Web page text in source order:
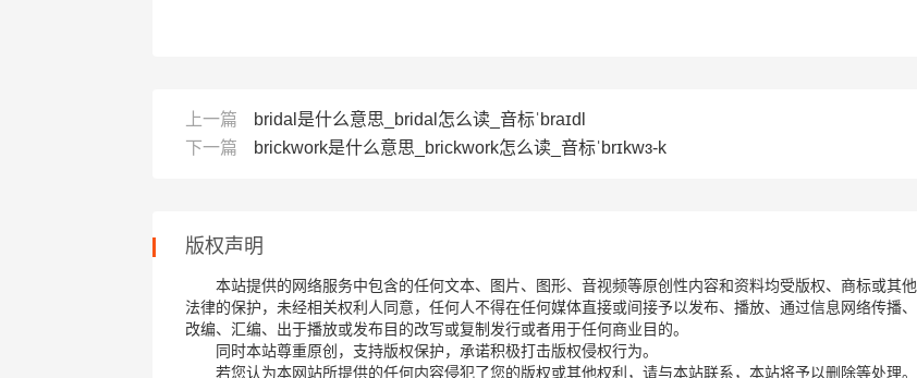
上一篇
bridal是什么意思_bridal怎么读_音标ˈbraɪdl
下一篇
brickwork是什么意思_brickwork怎么读_音标ˈbrɪkwɜ-k
版权声明
本站提供的网络服务中包含的任何文本、图片、图形、音视频等原创性内容和资料均受版权、商标或其他
法律的保护，未经相关权利人同意，任何人不得在任何媒体直接或间接予以发布、播放、通过信息网络传播、
改编、汇编、出于播放或发布目的改写或复制发行或者用于任何商业目的。
同时本站尊重原创，支持版权保护，承诺积极打击版权侵权行为。
若您认为本网站所提供的任何内容侵犯了您的版权或其他权利，请与本站联系，本站将予以删除等处理。